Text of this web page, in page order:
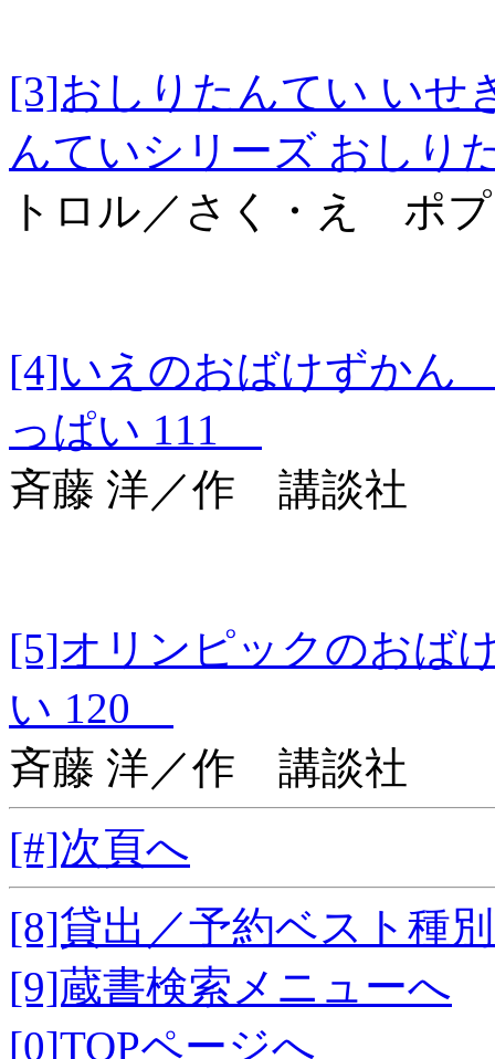
[3]おしりたんてい い
んていシリーズ おし
トロル／さく・え ポ
[4]いえのおばけずか
っぱい 111
斉藤 洋／作 講談社
[5]オリンピックのお
い 120
斉藤 洋／作 講談社
[#]次頁へ
[8]貸出／予約ベスト種
[9]蔵書検索メニューへ
[0]TOPページへ